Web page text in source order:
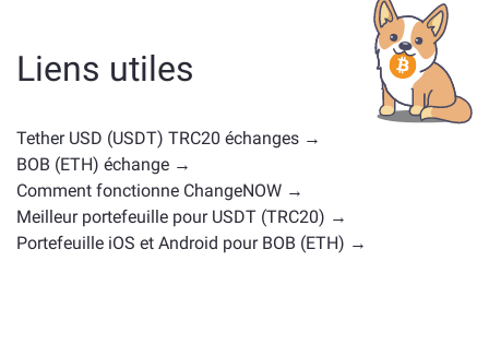
d'une gouvernance coin, ou d'un autre type. Les
alternatives courantes incluent d'autres
cryptomonnaies avec des cas d'utilisation ou des
positions de marché similaires. Consultez tous les
actifs disponibles pour échange sur la
page d'échange
principale
Liens utiles
Tether USD (USDT) TRC20 échanges →
BOB (ETH) échange →
Comment fonctionne ChangeNOW →
Meilleur portefeuille pour USDT (TRC20) →
Portefeuille iOS et Android pour BOB (ETH) →